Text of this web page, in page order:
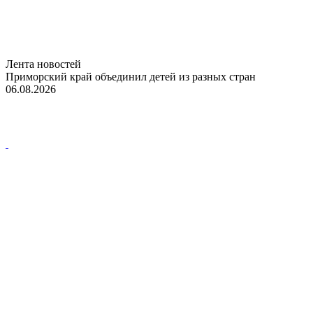
Лента новостей
Приморский край объединил детей из разных стран
06.08.2026